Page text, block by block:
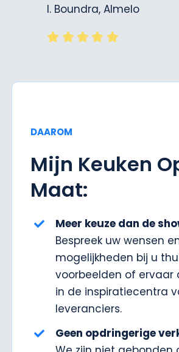
I. Boundra, Almelo
DAAROM
Mijn Keuken
Maat:
Meer keuze dan de
Bespreek uw wensen
mogelijkheden bij u
voorbeelden of ervaar
in de inspiratiecentra
leveranciers.
Geen opdringerige